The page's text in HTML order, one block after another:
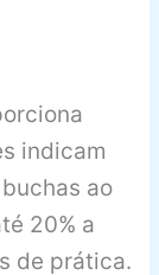
indicam
ao
20% a
de prática.